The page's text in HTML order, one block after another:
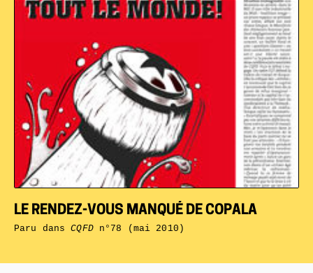
LE RENDEZ-VOUS MANQUÉ DE COPALA
Paru dansCQFDn°78 (mai 2010)